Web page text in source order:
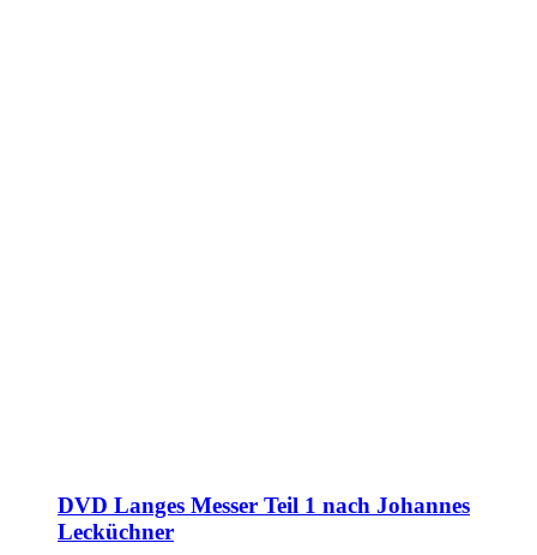
DVD Langes Messer Teil 1 nach Johannes
Lecküchner